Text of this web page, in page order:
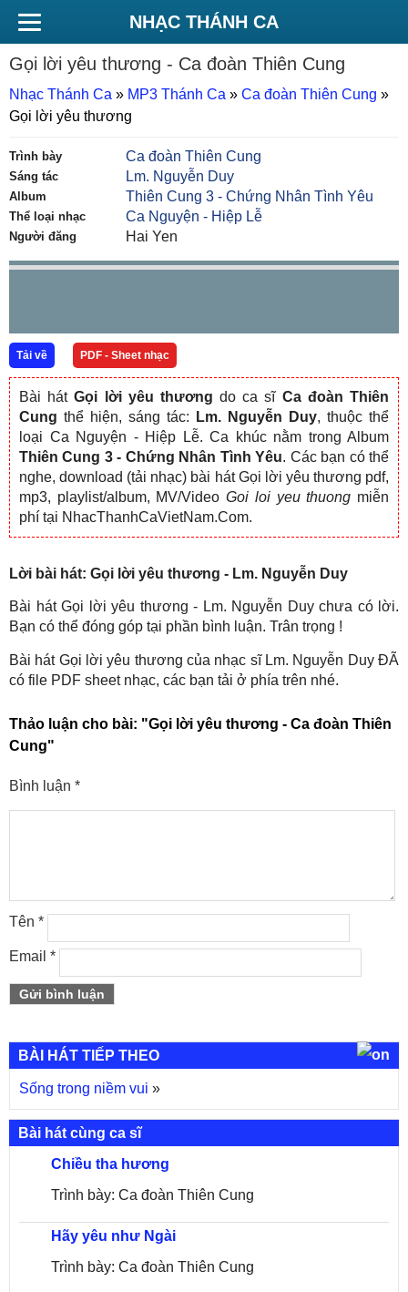
NHẠC THÁNH CA
Gọi lời yêu thương - Ca đoàn Thiên Cung
Nhạc Thánh Ca » MP3 Thánh Ca » Ca đoàn Thiên Cung »
Gọi lời yêu thương
Trình bày Ca đoàn Thiên Cung
Sáng tác Lm. Nguyễn Duy
Album Thiên Cung 3 - Chứng Nhân Tình Yêu
Thể loại nhạc Ca Nguyện - Hiệp Lễ
Người đăng Hai Yen
Tải về PDF - Sheet nhạc
Bài hátGọi lời yêu thương do ca sĩ Ca đoàn Thiên
Cung thể hiện, sáng tác: Lm. Nguyễn Duy, thuộc thể
loại Ca Nguyện - Hiệp Lễ. Ca khúc nằm trong Album
Thiên Cung 3 - Chứng Nhân Tình Yêu. Các bạn có thể
nghe, download (tải nhạc) bài hát Gọi lời yêu thương pdf,
mp3, playlist/album, MV/VideoGoi loi yeu thuong miễn
phí tại NhacThanhCaVietNam.Com.
Lời bài hát: Gọi lời yêu thương - Lm. Nguyễn Duy
Bài hát Gọi lời yêu thương - Lm. Nguyễn Duy chưa có lời.
Bạn có thể đóng góp tại phần bình luận. Trân trọng !
Bài hát Gọi lời yêu thương của nhạc sĩ Lm. Nguyễn Duy ĐÃ
có file PDF sheet nhạc, các bạn tải ở phía trên nhé.
Thảo luận cho bài: "Gọi lời yêu thương - Ca đoàn Thiên
Cung"
Bình luận *
Tên *
Email *
BÀI HÁT TIẾP THEO
Sống trong niềm vui »
Bài hát cùng ca sĩ
Chiều tha hương
Trình bày: Ca đoàn Thiên Cung
Hãy yêu như Ngài
Trình bày: Ca đoàn Thiên Cung